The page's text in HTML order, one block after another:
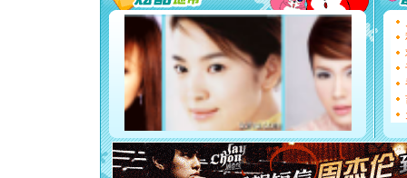
要平安！
[圣诞节]
能正大
都要快乐
[圣诞节]
如意,快
[元旦]
看
断电。
你是我
[元旦]如
起；二是